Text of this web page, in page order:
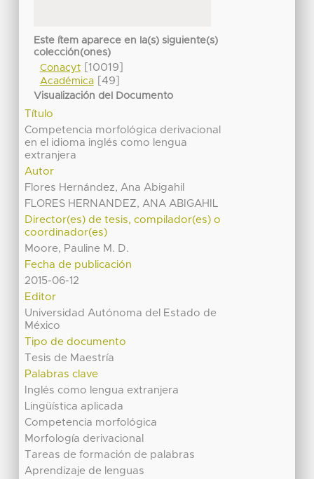
Este ítem aparece en la(s) siguiente(s)
colección(ones)
Conacyt[10019]
Académica[49]
Visualización del Documento
Título
Competencia morfológica derivacional
en el idioma inglés como lengua
extranjera
Autor
Flores Hernández, Ana Abigahil
FLORES HERNANDEZ, ANA ABIGAHIL
Director(es) de tesis, compilador(es) o
coordinador(es)
Moore, Pauline M. D.
Fecha de publicación
2015-06-12
Editor
Universidad Autónoma del Estado de
México
Tipo de documento
Tesis de Maestría
Palabras clave
Inglés como lengua extranjera
Lingüística aplicada
Competencia morfológica
Morfología derivacional
Tareas de formación de palabras
Aprendizaje de lenguas